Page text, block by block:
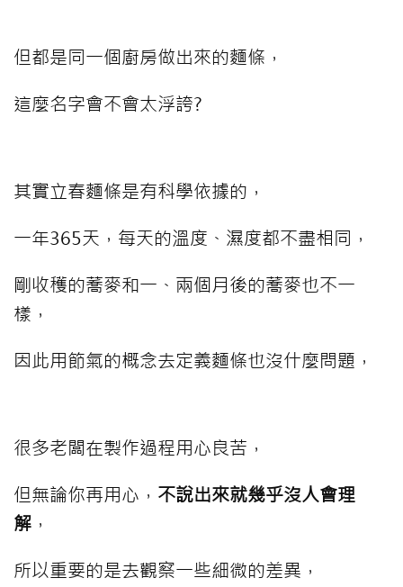
但都是同一個廚房做出來的麵條，
這麼名字會不會太浮誇?
其實立春麵條是有科學依據的，
一年365天，每天的溫度、濕度都不盡相同，
剛收穫的蕎麥和一、兩個月後的蕎麥也不一
樣，
因此用節氣的概念去定義麵條也沒什麼問題，
很多老闆在製作過程用心良苦，
但無論你再用心， 不說出來就幾乎沒人會理
解 ，
所以重要的是去觀察一些細微的差異，